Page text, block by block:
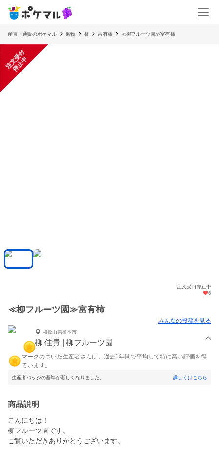
産直・通販のポケマル 果物 柿 富有柿 ≪柳フルーツ園≫富有柿
注
文
受
付
停
止
中
注文受付停止中
6
≪柳フルーツ園≫富有柿
みんなの投稿を見る
和歌山県橋本市
柳 佳貴 | 柳フルーツ園
マークのついた生産者さんは、過去1年間で平均して特に高い評価を得
ています。
生産者バッジの基準が新しくなりました。 詳しくはこちら
商品説明
こんにちは！
柳フルーツ園です。
ご覧いただきありがとうございます。